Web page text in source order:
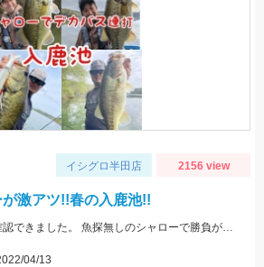
イシグロ半田店 2156 view
が激アツ!!春の入鹿池!!
シャローに多くのバスが確認できました。 魚探無しのシャローで勝負が出来る時期ですので是非一度入鹿池にチャレンジしてみて下さい!!
04/13